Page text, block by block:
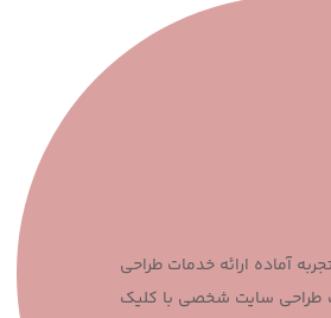
آماده ارائه خدمات طراحی
طراحی سایت شخصی با کلیک